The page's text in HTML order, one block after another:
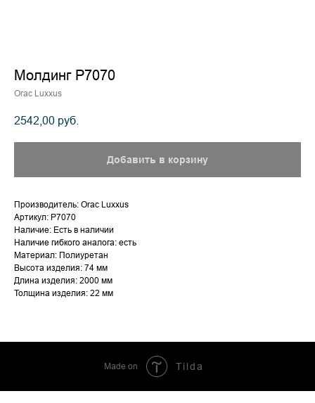
Молдинг P7070
Orac Luxxus
2542,00 руб.
Добавить в корзину
Производитель: Orac Luxxus
Артикул: P7070
Наличие: Есть в наличии
Наличие гибкого аналога: есть
Материал: Полиуретан
Высота изделия: 74 мм
Длина изделия: 2000 мм
Толщина изделия: 22 мм
Made on Tilda